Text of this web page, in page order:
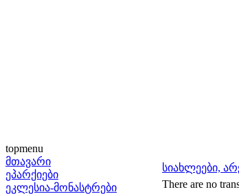
topmenu
მთავარი
ეპარქიები
ეკლესია-მონასტრები
სიახლეები,
There are no